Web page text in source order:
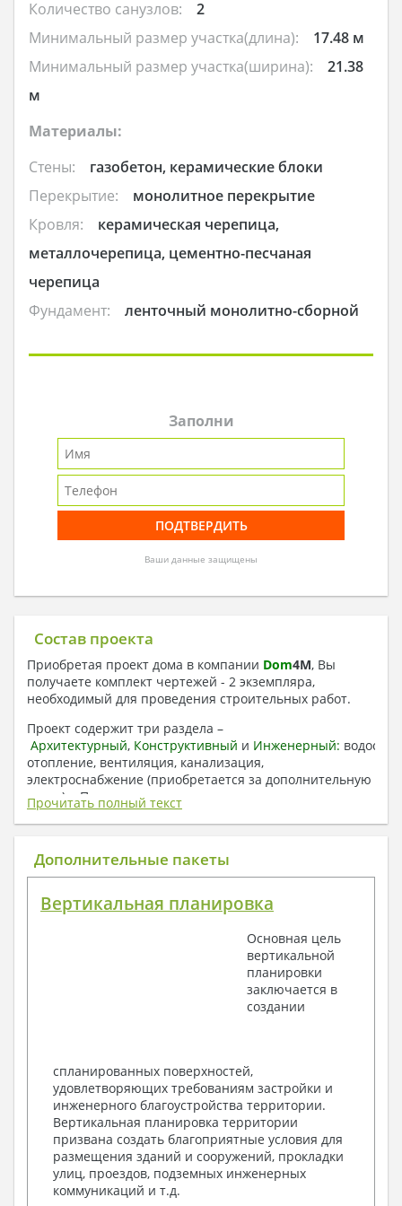
Количество санузлов:
2
Минимальный размер участка(длина):
17.48 м
Минимальный размер участка(ширина):
21.38
м
Материалы:
Стены:
газобетон, керамические блоки
Перекрытие:
монолитное перекрытие
Кровля:
керамическая черепица,
металлочерепица, цементно-песчаная
черепица
Фундамент:
ленточный монолитно-сборной
Заполни
Ваши данные защищены
Состав проекта
Приобретая проект дома в компании Dom4M, Вы
получаете комплект чертежей - 2 экземпляра,
необходимый для проведения строительных работ.
Проект содержит три раздела –
Архитектурный, Конструктивный и Инженерный:
отопление, вентиляция, канализация,
электроснабжение (приобретается за дополнительную
плату) + Пояснительная записка.
1. Архитектурный раздел:
Общие данные по проекту
План координационных осей
Поэтажные маркировочные планы с
Разрезы и состав конструкций
Фасады с ведомостью внешних отделок
Элементы проемов – спецификация
Ведомость перемычек – сечения и
Архитектурные узлы в конструкциях
2. Конструктивный раздел:
Общие данные по проекту
Схемы расположения и расчеты фундаментов
Элементы каркаса – схемы расположения
Схема расположения перекрытий
Опоры перекрытия на стены или Узлы
Прочитать полный текст
Дополнительные пакеты
Вертикальная планировка
Основная цель
вертикальной
планировки
заключается в
создании
спланированных поверхностей,
удовлетворяющих требованиям застройки и
инженерного благоустройства территории.
Вертикальная планировка территории
призвана создать благоприятные условия для
размещения зданий и сооружений, прокладки
улиц, проездов, подземных инженерных
коммуникаций и т.д.